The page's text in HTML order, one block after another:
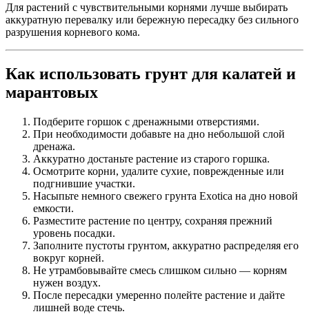
Для растений с чувствительными корнями лучше выбирать
аккуратную перевалку или бережную пересадку без сильного
разрушения корневого кома.
Как использовать грунт для калатей и
марантовых
Подберите горшок с дренажными отверстиями.
При необходимости добавьте на дно небольшой слой
дренажа.
Аккуратно достаньте растение из старого горшка.
Осмотрите корни, удалите сухие, поврежденные или
подгнившие участки.
Насыпьте немного свежего грунта Exotica на дно новой
емкости.
Разместите растение по центру, сохраняя прежний
уровень посадки.
Заполните пустоты грунтом, аккуратно распределяя его
вокруг корней.
Не утрамбовывайте смесь слишком сильно — корням
нужен воздух.
После пересадки умеренно полейте растение и дайте
лишней воде стечь.